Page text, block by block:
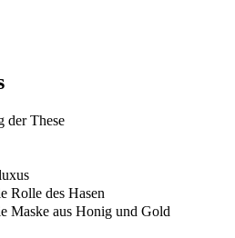
der These
Rolle des Hasen
Maske aus Honig und Gold